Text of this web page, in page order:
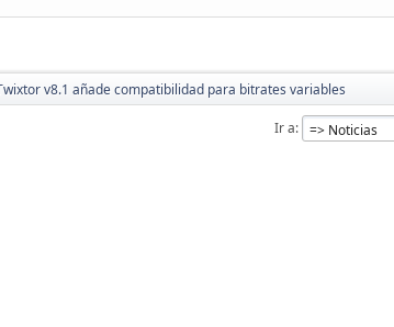
v8.1 añade compatibilidad para bitrates variables
Ir a